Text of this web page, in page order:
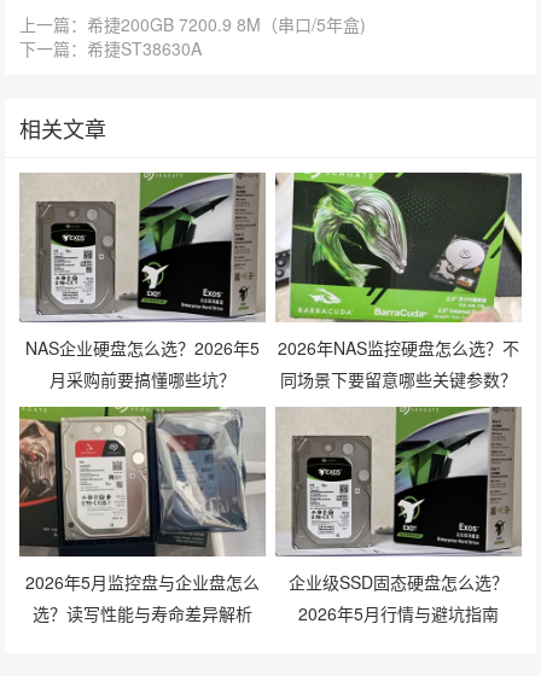
上一篇：希捷200GB 7200.9 8M（串口/5年盒)
下一篇：希捷ST38630A
相关文章
NAS企业硬盘怎么选？2026年5
月采购前要搞懂哪些坑？
2026年NAS监控硬盘怎么选？不
同场景下要留意哪些关键参数？
2026年5月监控盘与企业盘怎么
选？读写性能与寿命差异解析
企业级SSD固态硬盘怎么选？
2026年5月行情与避坑指南